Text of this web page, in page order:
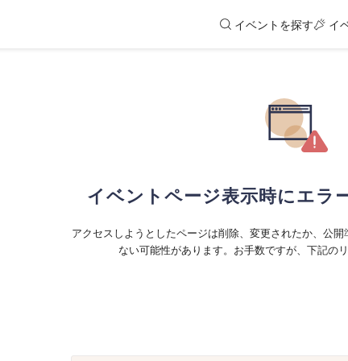
イベントを探す イ
イベントページ表示時にエラ
アクセスしようとしたページは削除、変更されたか、公
ない可能性があります。お手数ですが、下記の